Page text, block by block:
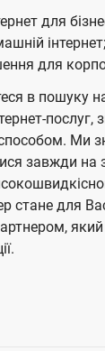
для
інтернет;
для
в пошуку
послуг,
Ми
завжди на
стане для